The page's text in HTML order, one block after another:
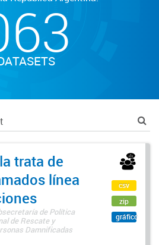
trata de
línea
de Política
de Rescate y
Damnificadas
csv
zip
gráfico